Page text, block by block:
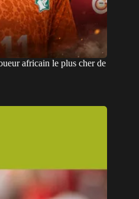
africain le plus cher de